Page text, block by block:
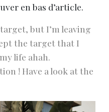
en bas d’article.
but I’m leaving
the target that I
life ahah.
! Have a look at the